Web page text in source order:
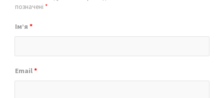
позначені *
Ім’я *
Email*